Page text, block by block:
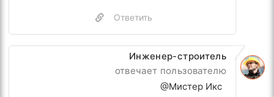
Ответить
Инженер-строитель
отвечает пользователю
@Мистер Икс